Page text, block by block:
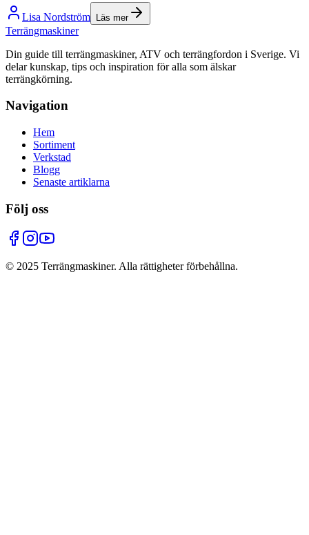
Lisa Nordström Läs mer
Terrängmaskiner
Din guide till terrängmaskiner, ATV och terrängfordon i Sverige. Vi
delar kunskap, tips och inspiration för alla som älskar
terrängkörning.
Navigation
Hem
Sortiment
Verkstad
Blogg
Senaste artiklarna
Följ oss
© 2025 Terrängmaskiner. Alla rättigheter förbehållna.